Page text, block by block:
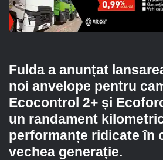
Fulda a anunțat
noi anvelope pentru
Ecocontrol 2+ și
un randament
performanțe ridicate în
vechea generație.